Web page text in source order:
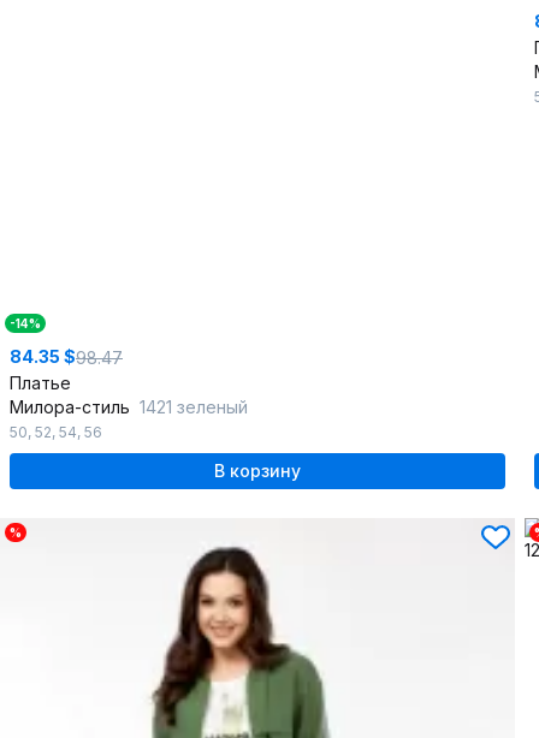
-14%
84.35 $98.47
Платье
Милора-стиль 1421 зеленый
50, 52, 54, 56
В корзину
%